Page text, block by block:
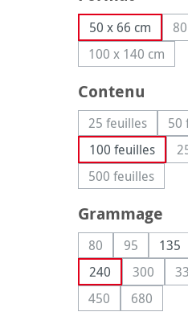
50 x 66 cm
100 x 140 cm
(Cette
Sélectionnez
Contenu
25 feuilles(Cette option
50
100 feuilles
500 feuilles
(Cette
Sélectionnez
Grammage
80(Cette option
95(Cette135
240
300(Cette
450(Cette option
680(Cette